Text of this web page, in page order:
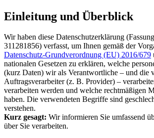
Einleitung und Überblick
Wir haben diese Datenschutzerklärung
311281856) verfasst, um Ihnen gemäß der
Datenschutz-Grundverordnung (EU) 2016/679
nationalen Gesetzen zu erklären, welche
(kurz Daten) wir als Verantwortliche – und die
Auftragsverarbeiter (z. B. Provider) –
verarbeiten werden und welche rechtmäßigen
haben. Die verwendeten Begriffe sind
verstehen.
Kurz gesagt: Wir informieren Sie umfassend
über Sie verarbeiten.